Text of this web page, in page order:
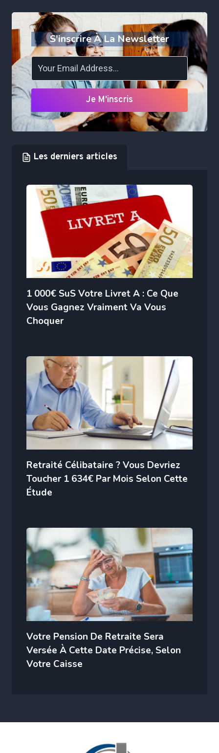
S'inscrire À La Newsletter
Je M'inscris
Les derniers articles
1 000€ SuS Votre Livret A : Ce Que
Vous Gagnez Vraiment Va Vous
Choquer
Retraité Célibataire ? Vous Devriez
Toucher 1 634€ Par Mois Selon Cette
Étude
Votre Pension De Retraite Sera
Versée À Cette Date Précise, Selon
Votre Caisse